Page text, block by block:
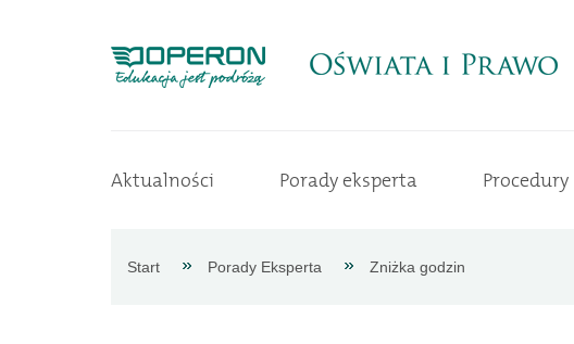
Aktualności
Aktualności Porady eksperta Procedury
Start Porady Eksperta Zniżka godzin